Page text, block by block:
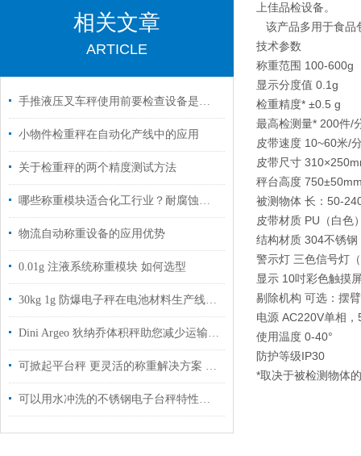
相关文章
ARTICLE
手推液压叉车秤使用前要检查设备是否正常
小物件检重秤在自动化产线中的应用
关于检重秤的两个精度测试方法
哪些称重模块适合化工行业？耐腐蚀、抗腐蚀、防爆款这样选
物流自动称重设备的应用优势
0.01g 注液系统称重模块 如何选型
30kg 1g 防爆电子秤在电池材料生产线的应用场景
Dini Argeo 狄纳乔体积秤助您减少运输成本
可掀起平台秤 更灵活的称重解决方案 像费力说不
可以用水冲洗的不锈钢电子台秤特性推荐
上佳品检设备。
该产品多用于食品
技术参数
称重范围 100-600g
显示分度值 0.1g
检重精度* ±0.5 g
最高检测量* 200件/
皮带速度 10~60米/
皮带尺寸
秤台高度
被测物体 长：50-
皮带材质 PU（白色
结构材质 304不锈钢
警示灯 三色信号灯
显示 10吋彩色触摸
剔除机构 可选：摆
电源 AC220V单相
使用温度 0-40°
防护等级IP30
*取决于被检测物体